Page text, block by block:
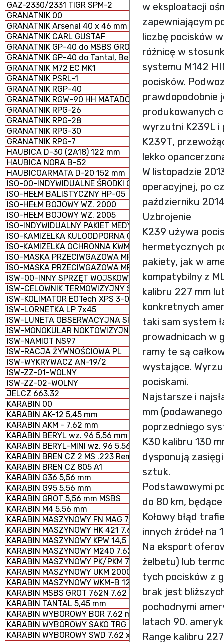
GAZ-2330/2331 TIGR SPM-2
GRANATNIK 00
GRANATNIK Arsenal 40 x 46 mm
GRANATNIK CARL GUSTAF
GRANATNIK GP-40 do MSBS GROT
GRANATNIK GP-40 do Tantal, Beryl, AKM i GS-40
GRANATNIK M72 EC MK1
GRANATNIK PSRL-1
GRANATNIK RGP-40
GRANATNIK RGW-90 HH MATADOR
GRANATNIK RPG-26
GRANATNIK RPG-28
GRANATNIK RPG-30
GRANATNIK RPG-7
HAUBICA D-30 (2A18) 122 mm
HAUBICA NORA B-52
HAUBICOARMATA D-20 152 mm
ISO-00-INDYWIDUALNE ŚRODKI OCHRONY
ISO-HEŁM BALISTYCZNY HP-05
ISO-HEŁM BOJOWY WZ. 2000
ISO-HEŁM BOJOWY WZ. 2005
ISO-INDYWIDUALNY PAKIET MEDYCZNY IPMED 45 WP
ISO-KAMIZELKA KULOODPORNA GRYF PLATE CARRIER
ISO-KAMIZELKA OCHRONNA KWM-02
ISO-MASKA PRZECIWGAZOWA MP-5
ISO-MASKA PRZECIWGAZOWA MP-6
ISW-00-INNY SPRZĘT WOJSKOWY
ISW-CELOWNIK TERMOWIZYJNY SCT-RUBIN
ISW-KOLIMATOR EOTech XPS 3-0
ISW-LORNETKA LP 7x45
ISW-LUNETA OBSERWACYJNA SPOTTER 60
ISW-MONOKULAR NOKTOWIZYJNY MU-3M KOLIBER
ISW-NAMIOT NS97
ISW-RACJA ŻYWNOŚCIOWA PL
ISW-WYKRYWACZ AN-19/2
ISW-ZZ-01-WOLNY
ISW-ZZ-02-WOLNY
JELCZ 663.32
KARABIN 00
KARABIN AK-12 5,45 mm
KARABIN AKM - 7,62 mm
KARABIN BERYL wz. 96 5,56 mm SZTURMOWY
KARABIN BERYL-MINI wz. 96 5,56 mm SZTURMOWY
KARABIN BREN CZ 2 MS .223 Rem.
KARABIN BREN CZ 805 A1
KARABIN G36 5,56 mm
KARABIN G95 5,56 mm
KARABIN GROT 5,56 mm MSBS
KARABIN M4 5,56 mm
KARABIN MASZYNOWY FN MAG 7,62 × 51 mm
KARABIN MASZYNOWY HK 421 7,62 x 51 mm
KARABIN MASZYNOWY KPW 14,5 x 114 mm
KARABIN MASZYNOWY M240 7,62 × 51 mm
KARABIN MASZYNOWY PK/PKM 7,62 x 54 mm
KARABIN MASZYNOWY UKM 2000 P 7,62 x 51 mm
KARABIN MASZYNOWY WKM-B 12,7 x 99 mm
KARABIN MSBS GROT 762N 7,62 X 51 mm
KARABIN TANTAL 5,45 mm
KARABIN WYBOROWY BOR 7,62 mm
KARABIN WYBOROWY SAKO TRG M 10
KARABIN WYBOROWY SWD 7,62 x 54 mm R
w eksploatacji
zapewniającym
liczbę pocisków
różnicę w
systemu M142
pocisków.
prawdopodobnie
produkowanych
wyrzutni K239L i
K239T,
lekko
W listopadzie
operacyjnej, po
październiku
Uzbrojenie
K239 używa
hermetycznych
pakiety, jak w
kompatybilny z
kalibru 227 mm
konkretnych
taki sam system
prowadnicach w
ramy te są
wystające.
pociskami.
Najstarsze i
mm
poprzedniego
K30 kalibru 130
dysponują
sztuk.
Podstawowymi
do 80 km,
Kołowy błąd
innych źródeł na
Na eksport
żelbetu) lub
tych pocisków z
brak jest
pochodnymi
latach 90.
Range kalibru